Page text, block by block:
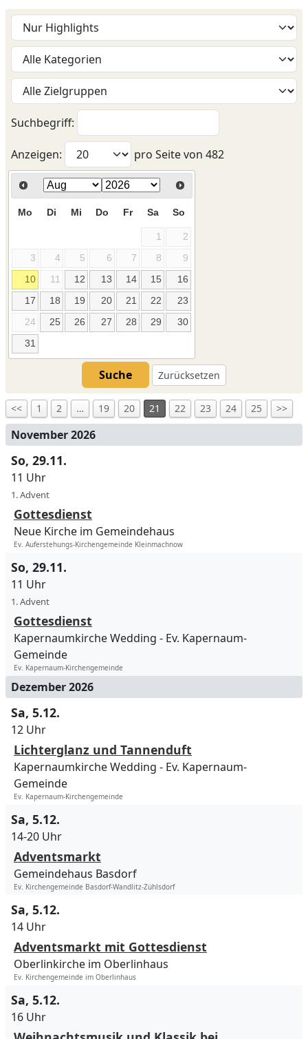
Suchbegriff:
Anzeigen: pro Seite von 482
Mo Di Mi Do Fr Sa So
1
2
3
4 5 6 7 8
9
10
11 12 13 14 15
16
17
18 19 20 21 22
23
24
25 26 27 28 29
30
31
Suche Zurücksetzen
<< 1 2 … 19 20 21 22 23 24 25 >>
November 2026
So, 29.11.
11 Uhr
1. Advent
Gottesdienst
Neue Kirche im Gemeindehaus
Ev. Auferstehungs-Kirchengemeinde Kleinmachnow
So, 29.11.
11 Uhr
1. Advent
Gottesdienst
Kapernaumkirche Wedding
Ev. Kapernaum-
Gemeinde
Ev. Kapernaum-Kirchengemeinde
Dezember 2026
Sa, 5.12.
12 Uhr
Lichterglanz und Tannenduft
Kapernaumkirche Wedding
Ev. Kapernaum-
Gemeinde
Ev. Kapernaum-Kirchengemeinde
Sa, 5.12.
14-20 Uhr
Adventsmarkt
Gemeindehaus Basdorf
Ev. Kirchengemeinde Basdorf-Wandlitz-Zühlsdorf
Sa, 5.12.
14 Uhr
Adventsmarkt mit Gottesdienst
Oberlinkirche im Oberlinhaus
Ev. Kirchengemeinde im Oberlinhaus
Sa, 5.12.
16 Uhr